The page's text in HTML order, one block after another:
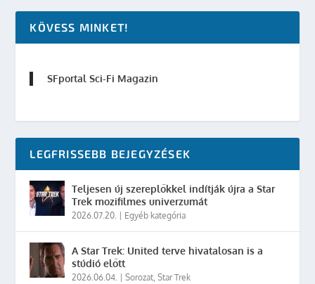
KÖVESS MINKET!
SFportal Sci-Fi Magazin
LEGFRISSEBB BEJEGYZÉSEK
Teljesen új szereplőkkel indítják újra a Star
Trek mozifilmes univerzumát
2026.07.20. Egyéb kategória
A Star Trek: United terve hivatalosan is a
stúdió előtt
2026.06.04. |Sorozat ,Star Trek